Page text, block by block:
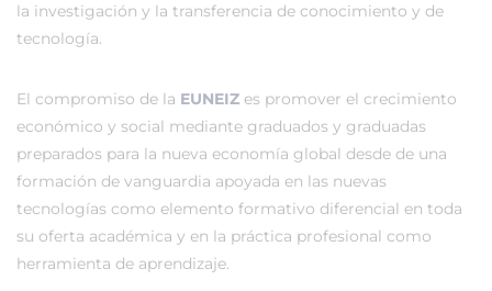
la investigación y la transferencia de conocimiento y de
tecnología.
El compromiso de la EUNEIZ es promover el crecimiento
económico y social mediante graduados y graduadas
preparados para la nueva economía global desde de una
formación de vanguardia apoyada en las nuevas
tecnologías como elemento formativo diferencial en toda
su oferta académica y en la práctica profesional como
herramienta de aprendizaje.